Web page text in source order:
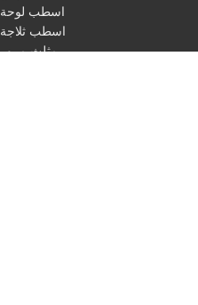
اسطب لوحة
اسطب ثلاجة
مثلث مرور